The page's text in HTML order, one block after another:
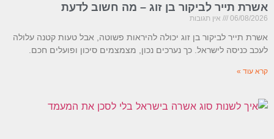
אשרת תייר לביקור בן זוג – מה חשוב לדעת
06/08/2026 אין תגובות
אשרת תייר לביקור בן זוג יכולה להיראות פשוטה, אבל טעות קטנה עלולה
לעכב כניסה לישראל. כך נערכים נכון, מצמצמים סיכון ופועלים חכם.
קרא עוד »